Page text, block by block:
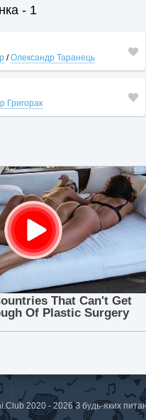
- 1
/Олександр Таранець
Григорак
2020 - 2026 З будь-яких